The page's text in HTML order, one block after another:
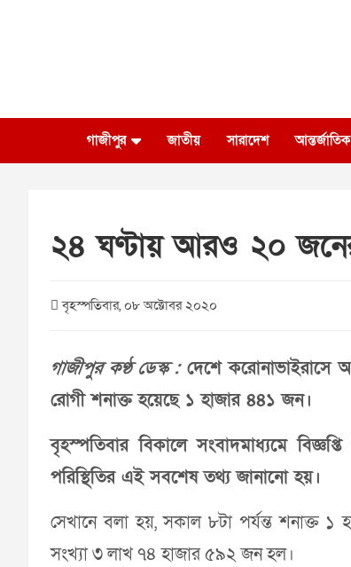
গাজীপুর জাতীয় সারাদেশ আন্তর্জাতিক
২৪ ঘণ্টায় আরও ২০
বৃহস্পতিবার, ০৮ অক্টোবর ২০২০
গাজীপুর কণ্ঠ ডেস্ক :দেশে করোনাভাইরাসে
রোগী শনাক্ত হয়েছে ১ হাজার ৪৪১ জন।
বৃহস্পতিবার বিকালে সংবাদমাধ্যমে
পরিস্থিতির এই সবশেষ তথ্য জানানো হয়।
সেখানে বলা হয়, সকাল ৮টা পর্যন্ত শনাক্ত
সংখ্যা ৩ লাখ ৭৪ হাজার ৫৯২ জন হল।